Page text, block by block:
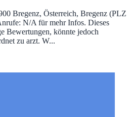
Bregenz, Österreich, Bregenz (PLZ
N/A für mehr Infos. Dieses
Bewertungen, könnte jedoch
zu arzt. W...